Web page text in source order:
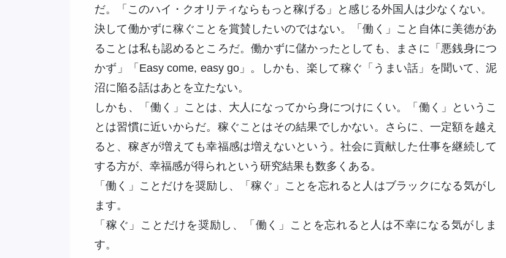
だ。「このハイ・クオリティならもっと稼げる」と感じる外国人は少なくない。
決して働かずに稼ぐことを賞賛したいのではない。「働く」こと自体に美徳があ
ることは私も認めるところだ。働かずに儲かったとしても、まさに「悪銭身につ
かず」「Easy come, easy go」。しかも、楽して稼ぐ「うまい話」を聞いて、泥
沼に陥る話はあとを立たない。
しかも、「働く」ことは、大人になってから身につけにくい。「働く」というこ
とは習慣に近いからだ。稼ぐことはその結果でしかない。さらに、一定額を越え
ると、稼ぎが増えても幸福感は増えないという。社会に貢献した仕事を継続して
する方が、幸福感が得られという研究結果も数多くある。
「働く」ことだけを奨励し、「稼ぐ」ことを忘れると人はブラックになる気がし
ます。
「稼ぐ」ことだけを奨励し、「働く」ことを忘れると人は不幸になる気がしま
す。